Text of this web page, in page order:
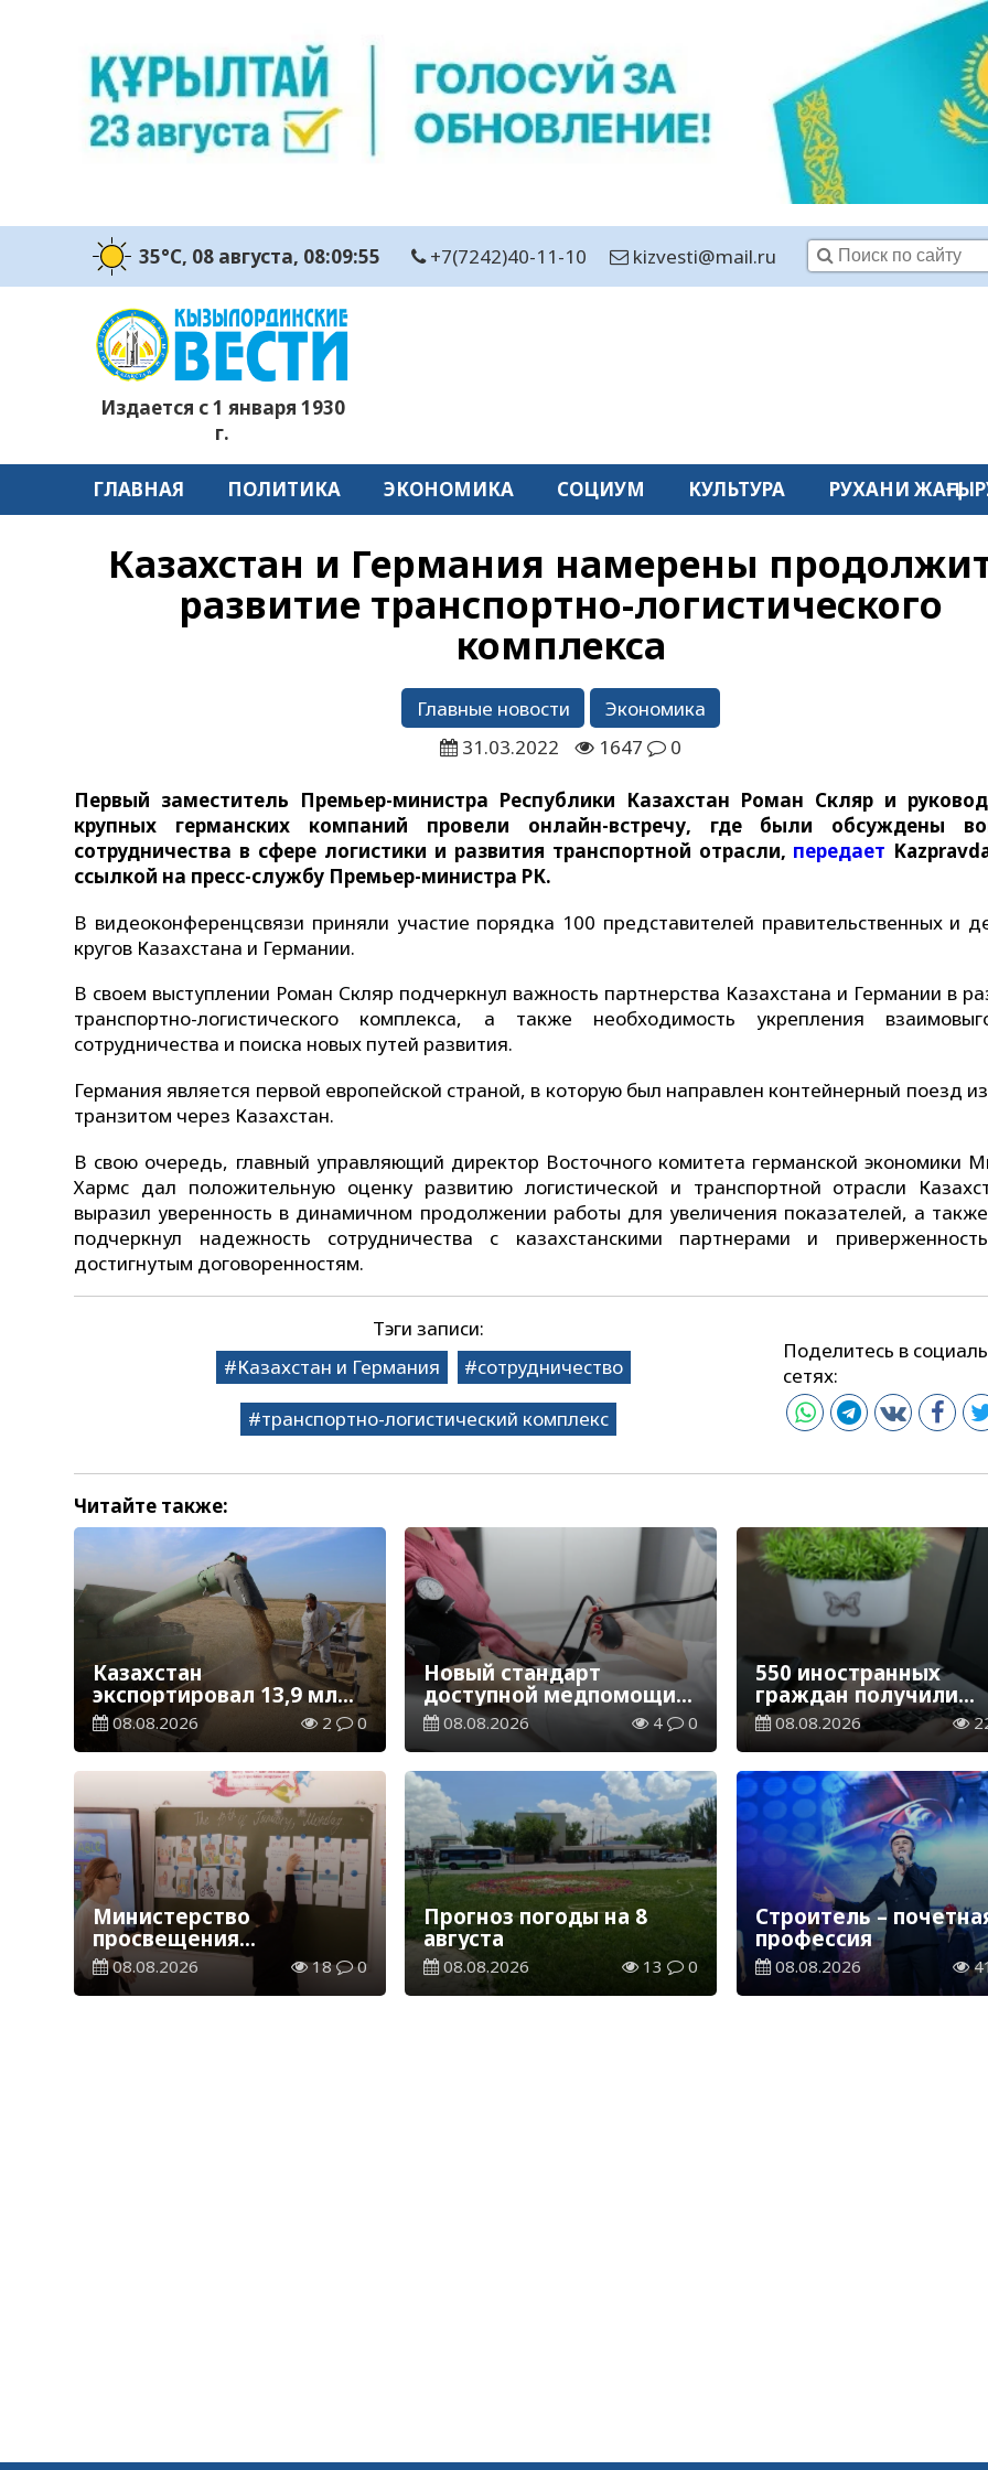
35°C, 08 августа, 08:09:55 +7(7242)40-11-10 kizvesti@mail.ru
Издается с 1 января 1930
г.
ГЛАВНАЯ ПОЛИТИКА ЭКОНОМИКА СОЦИУМ КУЛЬТУРА РУХАНИ
Казахстан и Германия намерены
развитие транспортно-логистического
комплекса
Главные новости
Экономика
31.03.2022
1647 0
Первый заместитель Премьер-министра Республики Казахстан Роман Скляр и
крупных германских компаний провели онлайн-встречу, где были обсуждены
сотрудничества в сфере логистики и развития транспортной отрасли, передает
ссылкой на пресс-службу Премьер-министра РК.
В видеоконференцсвязи приняли участие порядка 100 представителей правительственных и
кругов Казахстана и Германии.
В своем выступлении Роман Скляр подчеркнул важность партнерства Казахстана и Германии в
транспортно-логистического комплекса, а также необходимость укрепления
сотрудничества и поиска новых путей развития.
Германия является первой европейской страной, в которую был направлен контейнерный поезд
транзитом через Казахстан.
В свою очередь, главный управляющий директор Восточного комитета германской экономики
Хармс дал положительную оценку развитию логистической и транспортной отрасли
выразил уверенность в динамичном продолжении работы для увеличения показателей, а
подчеркнул надежность сотрудничества с казахстанскими партнерами и
достигнутым договоренностям.
Тэги записи:
Казахстан и Германия
сотрудничество
транспортно-логистический комплекс
Поделитесь в
сетях:
Читайте также:
Казахстан
экспортировал 13,9 млн
тонн зерна и муки в
зерновом эквиваленте
08.08.2026 2 0
Новый стандарт
доступной медпомощи:
более 1 млн
казахстанцев получили
телемедицинские
услуги
08.08.2026 4 0
550 иностранных
граждан получили
образовательные
гранты для
Казахстане
08.08.2026
Министерство
просвещения
определило сроки
обучения и каникул на
2026-2027 учебный год
08.08.2026 18 0
Прогноз погоды на 8
августа
08.08.2026 13 0
Строитель –
профессия
08.08.2026